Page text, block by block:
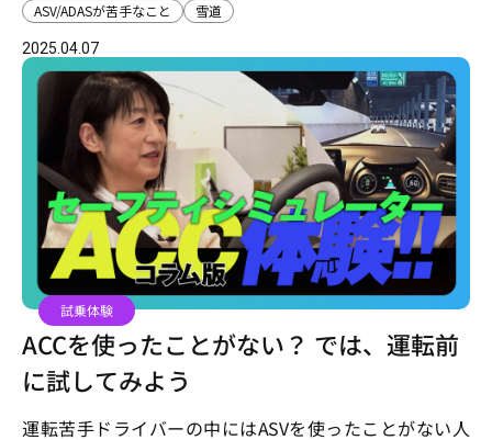
ASV/ADASが苦手なこと 雪道
2025.04.07
試乗体験
ACCを使ったことがない？ では、運転前
に試してみよう
運転苦手ドライバーの中にはASVを使ったことがない人